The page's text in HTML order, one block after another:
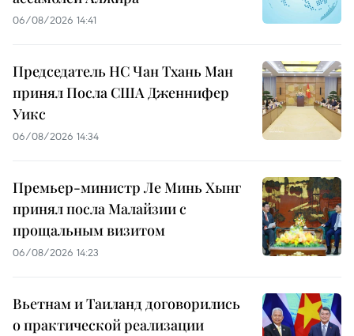
06/08/2026 14:41
Председатель НС Чан Тхань Ман
принял Посла США Дженнифер
Уикс
06/08/2026 14:34
Премьер-министр Ле Минь Хынг
принял посла Малайзии с
прощальным визитом
06/08/2026 14:23
Вьетнам и Таиланд договорились
о практической реализации